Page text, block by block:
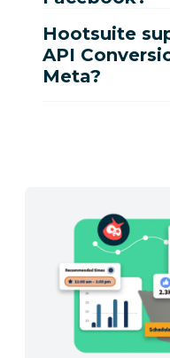
Hootsuite
API
Meta?